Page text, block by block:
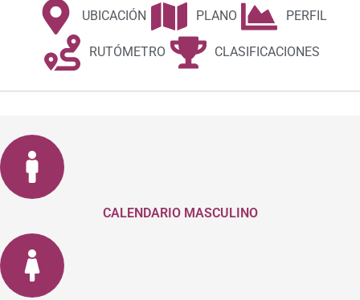
UBICACIÓN PLANO PERFIL
RUTÓMETRO CLASIFICACIONES
CALENDARIO MASCULINO